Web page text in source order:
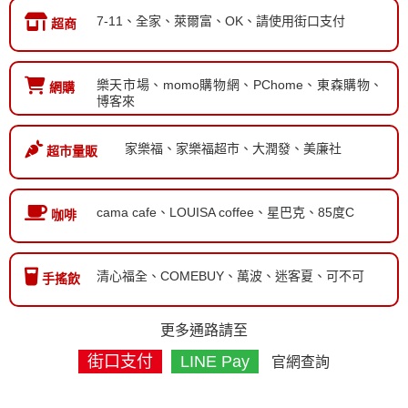
超商 7-11、全家、萊爾富、OK、請使用街口支付
網購
樂天市場、momo購物網、PChome、東森購物、
博客來
超市量販 家樂福、家樂福超市、大潤發、美廉社
咖啡 cama cafe、LOUISA coffee、星巴克、85度C
手搖飲 清心福全、COMEBUY、萬波、迷客夏、可不可
更多通路請至
街口支付 LINE Pay 官網查詢